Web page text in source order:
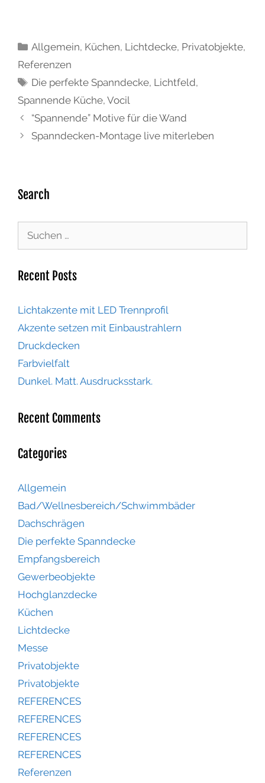
Allgemein, Küchen, Lichtdecke, Privatobjekte,
Referenzen
Die perfekte Spanndecke, Lichtfeld,
Spannende Küche, Vocil
“Spannende” Motive für die Wand
Spanndecken-Montage live miterleben
Search
Recent Posts
Lichtakzente mit LED Trennprofil
Akzente setzen mit Einbaustrahlern
Druckdecken
Farbvielfalt
Dunkel. Matt. Ausdrucksstark.
Recent Comments
Categories
Allgemein
Bad/Wellnesbereich/Schwimmbäder
Dachschrägen
Die perfekte Spanndecke
Empfangsbereich
Gewerbeobjekte
Hochglanzdecke
Küchen
Lichtdecke
Messe
Privatobjekte
Privatobjekte
REFERENCES
REFERENCES
REFERENCES
REFERENCES
Referenzen